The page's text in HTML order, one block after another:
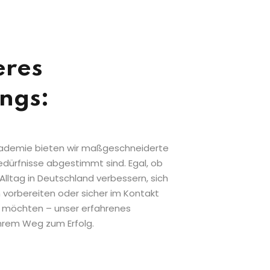
bieten wir maßgeschneiderte
abgestimmt sind. Egal, ob
in Deutschland verbessern, sich
oder sicher im Kontakt
– unser erfahrenes
Weg zum Erfolg.